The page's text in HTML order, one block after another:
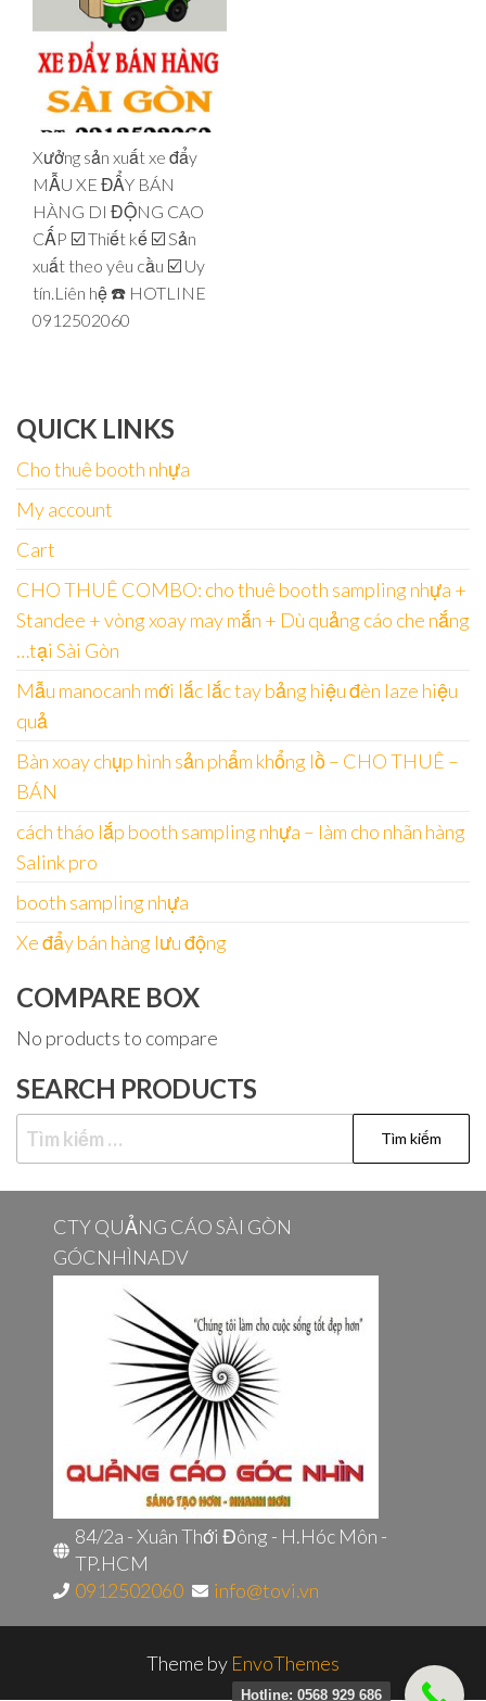
Xưởng sản xuất xe đẩy
MẪU XE ĐẨY BÁN
HÀNG DI ĐỘNG CAO
CẤP ☑️ Thiết kế ☑️ Sản
xuất theo yêu cầu ☑️ Uy
tín.Liên hệ ☎️ HOTLINE
0912502060
QUICK LINKS
Cho thuê booth nhựa
My account
Cart
CHO THUÊ COMBO: cho thuê booth sampling nhựa +
Standee + vòng xoay may mắn + Dù quảng cáo che nắng
…tại Sài Gòn
Mẫu manocanh mới lắc lắc tay bảng hiệu đèn laze hiệu
quả
Bàn xoay chụp hình sản phẩm khổng lồ – CHO THUÊ –
BÁN
cách tháo lắp booth sampling nhựa – làm cho nhãn hàng
Salink pro
booth sampling nhựa
Xe đẩy bán hàng lưu động
COMPARE BOX
No products to compare
SEARCH PRODUCTS
Tìm
kiếm
cho:
CTY QUẢNG CÁO SÀI GÒN
GÓCNHÌNADV
84/2a - Xuân Thới Đông - H.Hóc Môn -
TP.HCM
0912502060
info@tovi.vn
Theme by EnvoThemes
Hotline: 0568 929 686